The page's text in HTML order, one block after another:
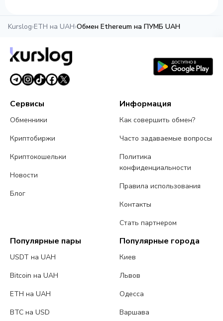
Kurslog›ETH на UAH›Обмен Ethereum на ПУМБ UAH
Сервисы
Обменники
Криптобиржи
Криптокошельки
Новости
Блог
Информация
Как совершить обмен?
Часто задаваемые вопросы
Политика
конфиденциальности
Правила использования
Контакты
Стать партнером
Популярные пары
USDT на UAH
Bitcoin на UAH
ETH на UAH
BTC на USD
Популярные города
Киев
Львов
Одесса
Варшава